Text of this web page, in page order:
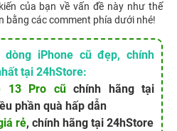
của bạn về vấn đề này như thế
bằng các comment phía dưới nhé!
iPhone cũ đẹp, chính
tại 24hStore:
13 Pro cũchính hãng tại
phần quà hấp dẫn
rẻ, chính hãng tại 24hStore